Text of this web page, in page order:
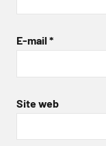
E-mail *
Site web